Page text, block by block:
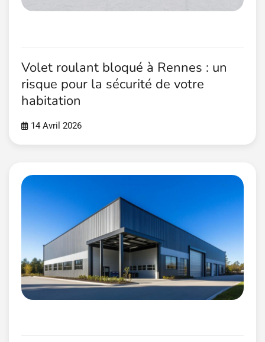
Volet roulant bloqué à Rennes : un
risque pour la sécurité de votre
habitation
14 Avril 2026